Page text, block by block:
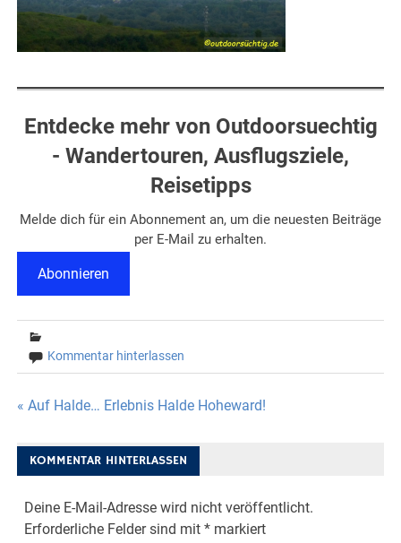
Entdecke mehr von Outdoorsuechtig
- Wandertouren, Ausflugsziele,
Reisetipps
Melde dich für ein Abonnement an, um die neuesten Beiträge
per E-Mail zu erhalten.
Abonnieren
Kommentar hinterlassen
Beitragsnavigation
« Auf Halde… Erlebnis Halde Hoheward!
KOMMENTAR HINTERLASSEN
Deine E-Mail-Adresse wird nicht veröffentlicht.
Erforderliche Felder sind mit* markiert